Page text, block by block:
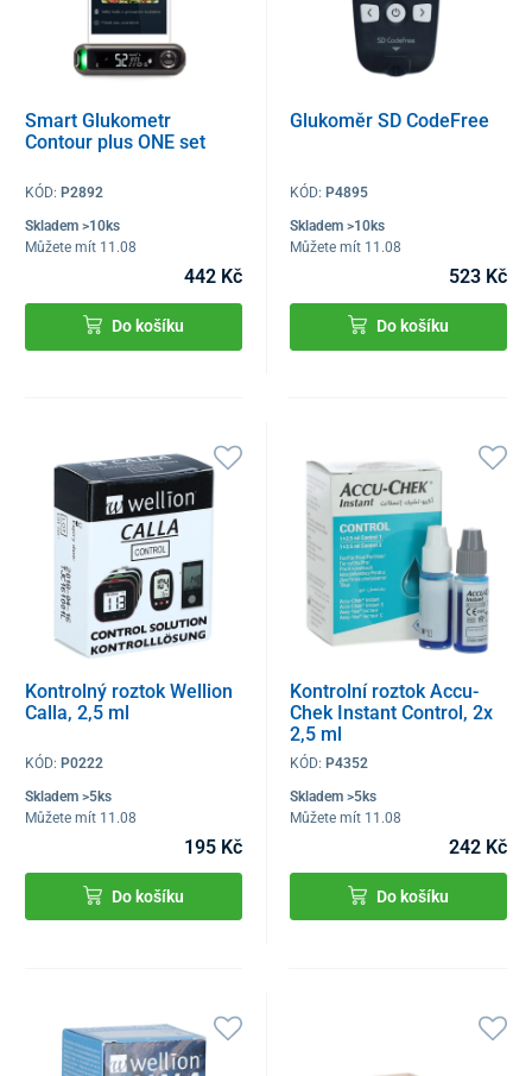
Smart Glukometr
Contour plus ONE set
KÓD: P2892
Skladem >10ks
Můžete mít 11.08
442 Kč
Do košíku
Glukoměr SD CodeFree
KÓD:P4895
Skladem >10ks
Můžete mít 11.08
523 Kč
Do košíku
Kontrolný roztok Wellion
Calla, 2,5 ml
KÓD: P0222
Skladem >5ks
Můžete mít 11.08
195 Kč
Do košíku
Kontrolní roztok Accu-
Chek Instant Control, 2x
2,5 ml
KÓD:P4352
Skladem >5ks
Můžete mít 11.08
242 Kč
Do košíku